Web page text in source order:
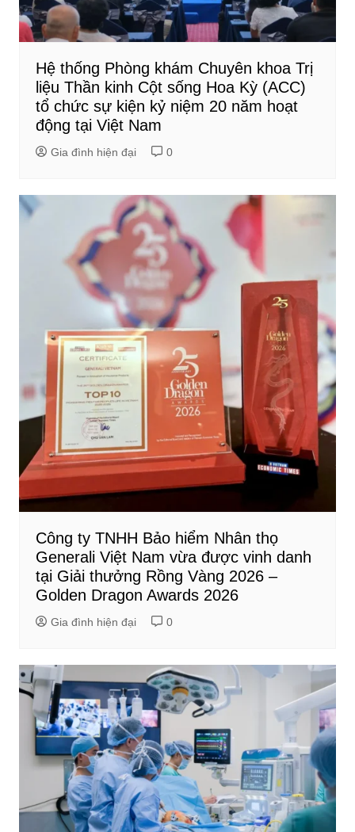
Hệ thống Phòng khám Chuyên khoa Trị
liệu Thần kinh Cột sống Hoa Kỳ (ACC)
tổ chức sự kiện kỷ niệm 20 năm hoạt
động tại Việt Nam
Gia đình hiện đại 0
Công ty TNHH Bảo hiểm Nhân thọ
Generali Việt Nam vừa được vinh danh
tại Giải thưởng Rồng Vàng 2026 –
Golden Dragon Awards 2026
Gia đình hiện đại 0